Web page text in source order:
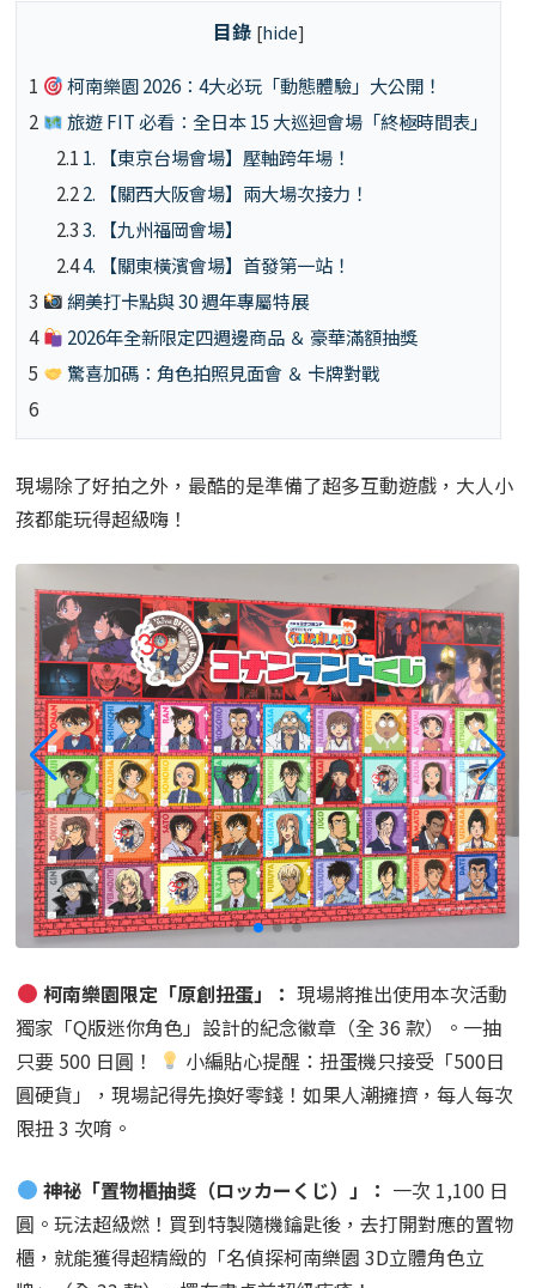
目錄 [hide]
1
柯南樂園 2026：4大必玩「動態體驗」大公開！
2
旅遊 FIT 必看：全日本 15 大巡迴會場「終極時間表」
2.1 1. 【東京台場會場】壓軸跨年場！
2.22. 【關西大阪會場】兩大場次接力！
2.33. 【九州福岡會場】
2.44. 【關東橫濱會場】首發第一站！
3
網美打卡點與 30 週年專屬特展
4
2026年全新限定四週邊商品 ＆ 豪華滿額抽獎
5
驚喜加碼：角色拍照見面會 ＆ 卡牌對戰
6
現場除了好拍之外，最酷的是準備了超多互動遊戲，大人小
孩都能玩得超級嗨！
獨家「Q版迷你角色」設計的紀念徽章（全 36 款）。一抽
只要 500 日圓！
小編貼心提醒：扭蛋機只接受「500日
圓硬貨」，現場記得先換好零錢！如果人潮擁擠，每人每次
限扭 3 次唷。
圓。玩法超級燃！買到特製隨機鑰匙後，去打開對應的置物
櫃，就能獲得超精緻的「名偵探柯南樂園 3D立體角色立
牌」（全 33 款），擺在書桌前超級療癒！